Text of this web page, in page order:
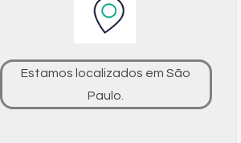
Estamos localizados em São
Paulo.